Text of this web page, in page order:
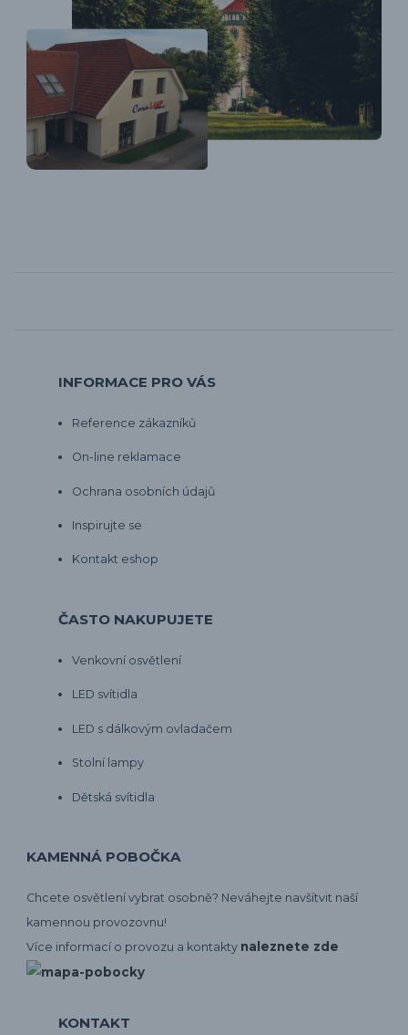
INFORMACE PRO VÁS
Reference zákazníků
On-line reklamace
Ochrana osobních údajů
Inspirujte se
Kontakt eshop
ČASTO NAKUPUJETE
Venkovní osvětlení
LED svítidla
LED s dálkovým ovladačem
Stolní lampy
Dětská svítidla
KAMENNÁ POBOČKA
Chcete osvětlení vybrat osobně? Neváhejte navšítvit naší
kamennou provozovnu!
Více informací o provozu a kontakty naleznete zde
KONTAKT